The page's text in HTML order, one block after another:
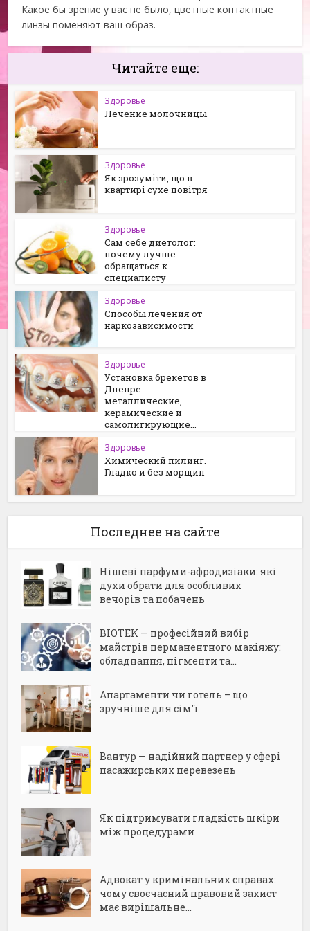
Какое бы зрение у вас не было, цветные контактные
линзы поменяют ваш образ.
Читайте еще:
Здоровье
Лечение молочницы
Здоровье
Як зрозуміти, що в
квартирі сухе повітря
Здоровье
Сам себе диетолог:
почему лучше
обращаться к
специалисту
Здоровье
Способы лечения от
наркозависимости
Здоровье
Установка брекетов в
Днепре:
металлические,
керамические и
самолигирующие...
Здоровье
Химический пилинг.
Гладко и без морщин
Последнее на сайте
Нішеві парфуми-афродизіаки: які
духи обрати для особливих
вечорів та побачень
BIOTEK — професійний вибір
майстрів перманентного макіяжу:
обладнання, пігменти та...
Апартаменти чи готель – що
зручніше для сім’ї
Вантур — надійний партнер у сфері
пасажирських перевезень
Як підтримувати гладкість шкіри
між процедурами
Адвокат у кримінальних справах:
чому своєчасний правовий захист
має вирішальне...